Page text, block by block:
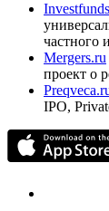
Investfunds
частного
Mergers.ru
проект о
IPO,